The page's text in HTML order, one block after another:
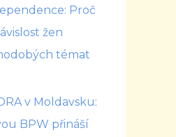
Proč
žen
témat
v Moldavsku:
BPW přináší